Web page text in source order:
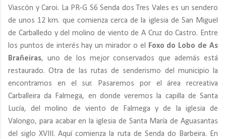
Viascón y Caroi. La PR-G S6 Senda dos Tres Vales es un sendero
de unos 12 km. que comienza cerca de la iglesia de San Miguel
de Carballedo y del molino de viento de A Cruz do Castro. Entre
los puntos de interés hay un mirador o el
Foxo do Lobo de As
Brañeiras, uno de los mejor conservados que además está
restaurado. Otra de las rutas de senderismo del municipio la
encontramos en el sur. Pasaremos por el área recreativa
Carballeira da Falmega, en donde veremos la capilla de Santa
Lucía, del molino de viento de Falmega y de la iglesia de
Valongo, para acabar en la iglesia de Santa María de Aguasantas
del siglo XVIII. Aquí comienza la ruta de Senda do Barbeira. En